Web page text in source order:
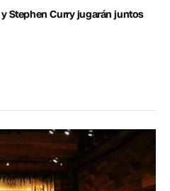
Stephen Curry jugarán juntos